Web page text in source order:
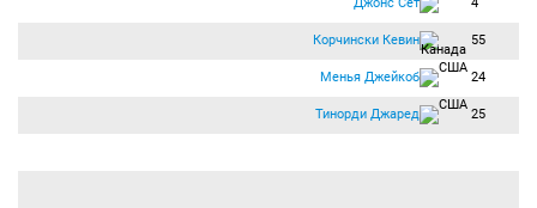
Корчински Кевин 55
Менья Джейкоб 24
Тинорди Джаред 25